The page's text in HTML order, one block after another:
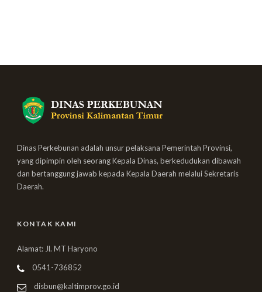
Dinas Perkebunan adalah unsur pelaksana Pemerintah Provinsi,
yang dipimpin oleh seorang Kepala Dinas, berkedudukan dibawah
dan bertanggung jawab kepada Kepala Daerah melalui Sekretaris
Daerah.
KONTAK KAMI
Alamat: Jl. MT Haryono
0541-736852
disbun@kaltimprov.go.id